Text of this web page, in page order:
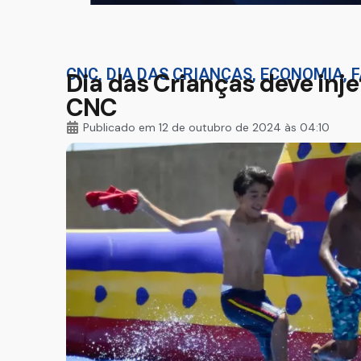
CNC, DIA DAS CRIANÇAS, ECONOMIA,
Dia das Crianças deve
CNC
Publicado em 12 de outubro de 2024 às 04:10